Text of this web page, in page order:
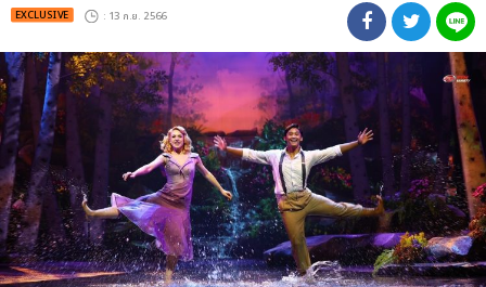
EXCLUSIVE : 13 ก.ย. 2566